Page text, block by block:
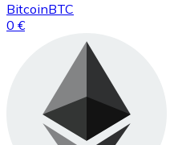
BitcoinBTC
0 €